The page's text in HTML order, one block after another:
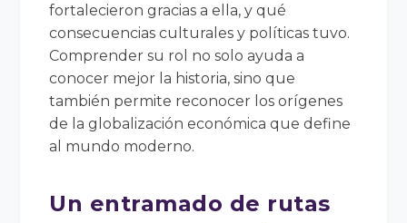
fortalecieron gracias a ella, y qué
consecuencias culturales y políticas tuvo.
Comprender su rol no solo ayuda a
conocer mejor la historia, sino que
también permite reconocer los orígenes
de la globalización económica que define
al mundo moderno.
Un entramado de rutas